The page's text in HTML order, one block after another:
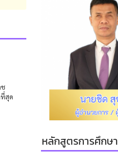
ช
สุด
หลักสูตรการศึกษา